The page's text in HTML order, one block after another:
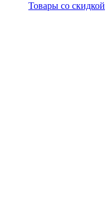
Товары со скидкой